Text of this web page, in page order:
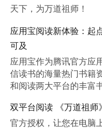
天下，为万道祖师！
应用宝阅读新体验：起
可及
应用宝作为腾讯官方应
信读书的海量热门书籍
和阅读两大平台的丰富
双平台阅读 《万道祖师
官方授权，让您在电脑